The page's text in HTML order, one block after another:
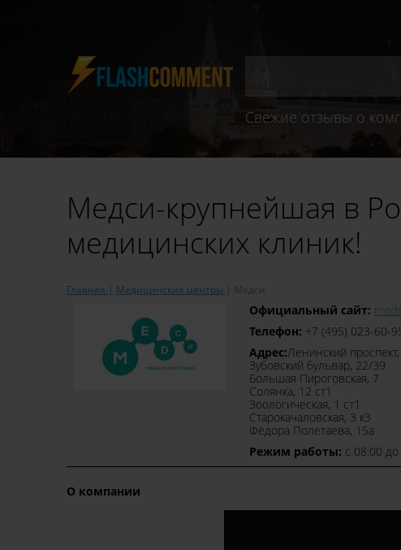
Свежие отзывы о
Медси-крупнейшая в
медицинских клиник!
Главная Медицинские центры Медси
Официальный сайт:
Телефон: +7 (495)
Адрес:​Ленинский проспект,
​Зубовский бульвар, 22/39
​Большая Пироговская, 7
​Солянка, 12 ст1
​Зоологическая, 1 ст1
​Старокачаловская, 3 к3
​Фёдора Полетаева, 15а
Режим работы: c 08:00
О компании